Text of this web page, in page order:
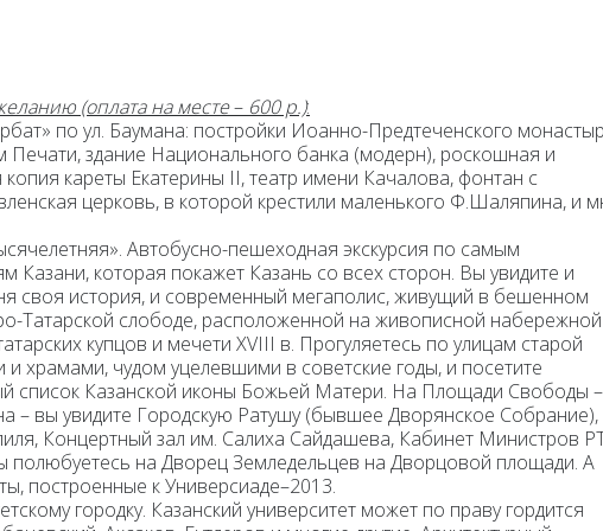
(оплата на месте– 600 р.):
по ул. Баумана: постройки Иоанно-Предтеченского
Печати, здание Национального банка (модерн), роскошная и
кареты Екатерины II, театр имени Качалова, фонтан с
церковь, в которой крестили маленького Ф.Шаляпина, и
Автобусно-пешеходная экскурсия по самым
Казани, которая покажет Казань со всех сторон. Вы увидите и
своя история, и современный мегаполис, живущий в бешенном
Татарской слободе, расположенной на живописной набережной
купцов и мечети XVIII в. Прогуляетесь по улицам старой
храмами, чудом уцелевшими в советские годы, и посетите
список Казанской иконы Божьей Матери. На Площади Свободы –
– вы увидите Городскую Ратушу (бывшее Дворянское Собрание),
Концертный зал им. Салиха Сайдашева, Кабинет Министров
полюбуетесь на Дворец Земледельцев на Дворцовой площади. А
построенные к Универсиаде–2013.
городку. Казанский университет может по праву гордится